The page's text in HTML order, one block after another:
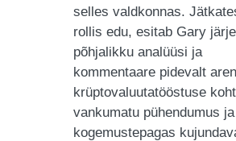
selles valdkonnas.
rollis edu, esitab Gary
põhjalikku analüüsi ja
kommentaare pidevalt
krüptovaluutatööstuse
vankumatu pühendumus ja
kogemustepagas